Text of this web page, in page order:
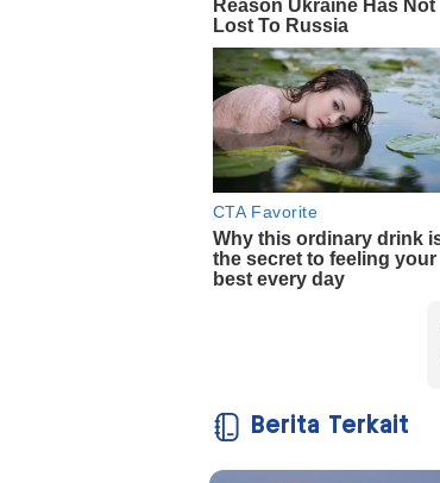
Berita Terkait